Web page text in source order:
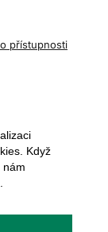
přístupnosti
Když
nám